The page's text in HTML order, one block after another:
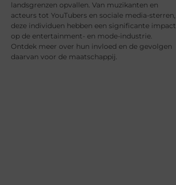
landsgrenzen opvallen. Van muzikanten en
acteurs tot YouTubers en sociale media-sterren,
deze individuen hebben een significante impact
op de entertainment- en mode-industrie.
Ontdek meer over hun invloed en de gevolgen
daarvan voor de maatschappij.